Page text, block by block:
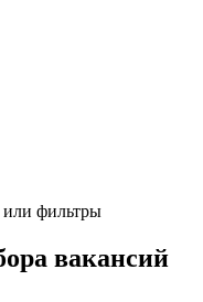
или фильтры
вакансий